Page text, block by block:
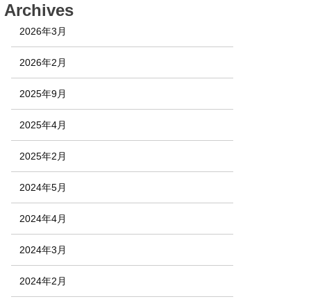
Archives
2026年3月
2026年2月
2025年9月
2025年4月
2025年2月
2024年5月
2024年4月
2024年3月
2024年2月